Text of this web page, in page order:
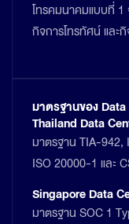
โทรคมนาคมแบบที่ 1
กิจการโทรทัศน์ และ
มาตรฐานของ
Thailand Data
มาตรฐาน TIA-942,
ISO 20000-1 และ
Singapore Data
มาตรฐาน SOC 1